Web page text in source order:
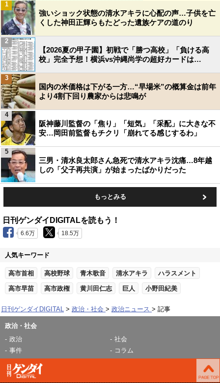
強いショック状態の清水アキラに心配の声…子供を亡
くした神田正輝らもたどった遺族ケアの道のり
1
【2026夏の甲子園】初戦で「勝つ高校」「負ける高
校」完全予想！横浜vs沖縄尚学の超好カードは…
2
国内の米価格は下がる一方…“早場米”の概算金は前年
より4割下回り農家からは悲鳴が
3
阪神藤川監督の「焦り」「短気」「采配」に大きな不
安…岡田前監督もチクリ「崩れてる感じするわ」
4
三男・清水良太郎さん急死で清水アキラ沈痛…8年越
しの「父子再共演」が始まったばかりだった
5
もっとみる
日刊ゲンダイDIGITALを読もう！
6.6万 18.5万
人気キーワード
高市首相 高校野球 青木歌音 清水アキラ ハラスメント
高市早苗 高市政権 黄川田仁志 巨人 小野田紀美
日刊ゲンダイDIGITAL 政治・社会 政治ニュース 記事
政治・社会
政治
社会
事件
コラム